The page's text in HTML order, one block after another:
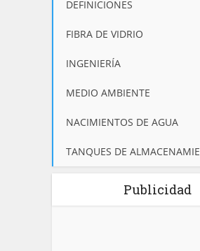
DEFINICIONES
FIBRA DE VIDRIO
INGENIERÍA
MEDIO AMBIENTE
NACIMIENTOS DE AGUA
TANQUES DE
Publicidad